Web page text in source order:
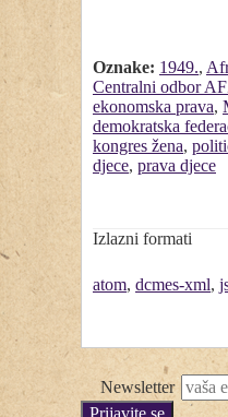
Oznake: 1949.,
Centralni odbor
ekonomska prava,
demokratska
kongres žena,
djece, prava djece
Izlazni formati
atom, dcmes-xml,
Newsletter